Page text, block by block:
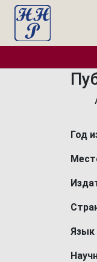
Год
Язык